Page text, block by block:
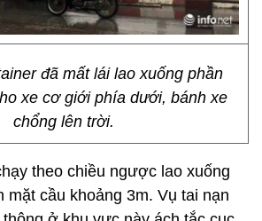
đã mất lái lao xuống phần
xe cơ giới phía dưới, bánh xe
chổng lên trời.
theo chiều ngược lao xuống
mặt cầu khoảng 3m. Vụ tai nạn